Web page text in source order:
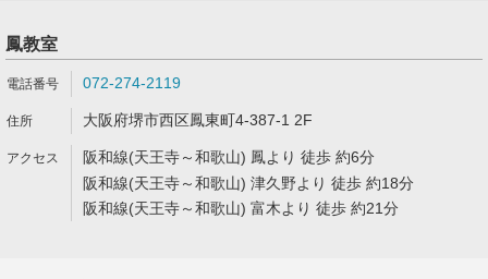
鳳教室
072-274-2119
大阪府堺市西区鳳東町4-387-1 2F
阪和線(天王寺～和歌山) 鳳より 徒歩 約6分
阪和線(天王寺～和歌山) 津久野より 徒歩 約18分
阪和線(天王寺～和歌山) 富木より 徒歩 約21分